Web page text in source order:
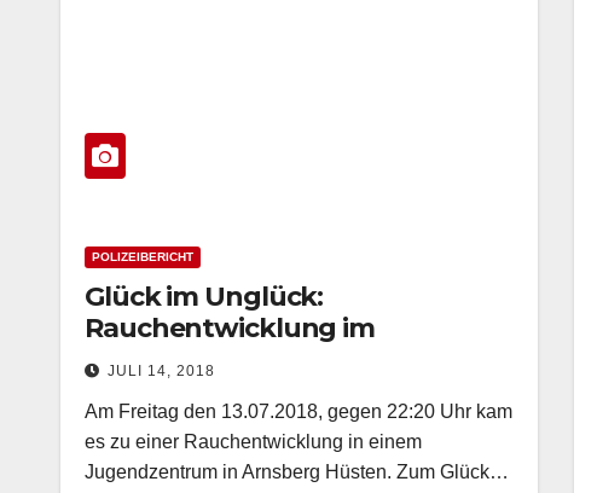
POLIZEIBERICHT
Glück im Unglück:
Rauchentwicklung im
Jugendzentrum Hüsten
JULI 14, 2018
Am Freitag den 13.07.2018, gegen 22:20 Uhr kam
es zu einer Rauchentwicklung in einem
Jugendzentrum in Arnsberg Hüsten. Zum Glück…